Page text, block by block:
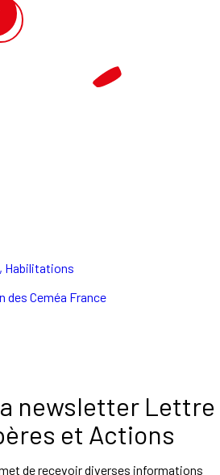
Habilitations
des Ceméa France
newsletter Lettre
et Actions
de recevoir diverses informations